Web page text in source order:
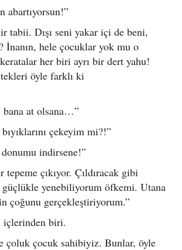
abartıyorsun!”
tabii. Dışı seni yakar içi de beni,
İnanın, hele çocuklar yok mu o
her biri ayrı bir dert yahu!
öyle farklı ki
at olsana…”
çekeyim mi?!”
indirsene!”
çıkıyor. Çıldıracak gibi
yenebiliyorum öfkemi. Utana
çoğunu gerçekleştiriyorum.”
biri.
çocuk sahibiyiz. Bunlar, öyle